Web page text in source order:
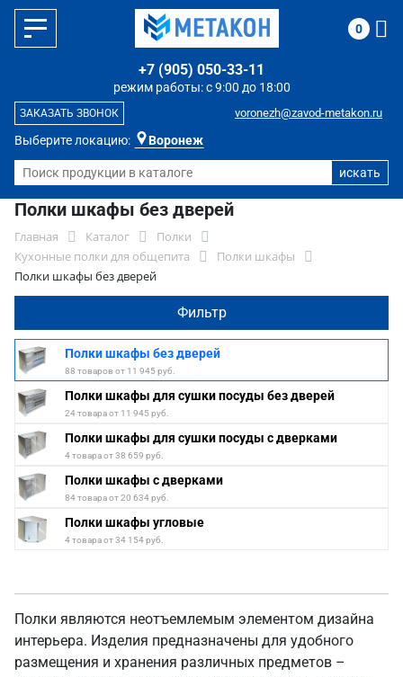
Выберите локацию: Воронеж
режим работы: с 9:00 до 18:00
+7 (905) 050-33-11
voronezh@zavod-metakon.ru
ЗАКАЗАТЬ ЗВОНОК
0
Полки шкафы без дверей
Главная Каталог
Полки
Кухонные полки для общепита
Полки шкафы
Полки шкафы без дверей
Фильтр
Полки шкафы без дверей
88 товаров от 11 945 руб.
Полки шкафы для сушки посуды без дверей
24 товара от 11 945 руб.
Полки шкафы для сушки посуды с дверками
4 товара от 38 659 руб.
Полки шкафы с дверками
84 товара от 20 634 руб.
Полки шкафы угловые
4 товара от 34 154 руб.
Полки являются неотъемлемым элементом дизайна
интерьера. Изделия предназначены для удобного
размещения и хранения различных предметов –